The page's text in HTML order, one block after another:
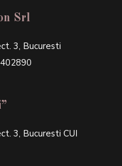
Srl
3, Bucuresti
3, Bucuresti CUI